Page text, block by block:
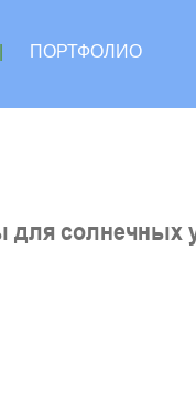
ПОРТФОЛИО
солнечных